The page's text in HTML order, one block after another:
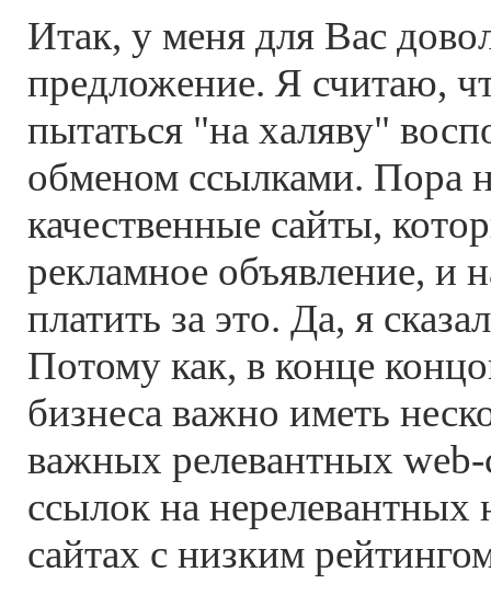
Итак, у меня для Вас
предложение. Я считаю,
пытаться "на халяву"
обменом ссылками. Пора
качественные сайты,
рекламное объявление, и
платить за это. Да, я
Потому как, в конце
бизнеса важно иметь
важных релевантных web-
ссылок на
сайтах с низким